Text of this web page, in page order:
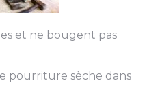
et ne bougent pas
pourriture sèche dans